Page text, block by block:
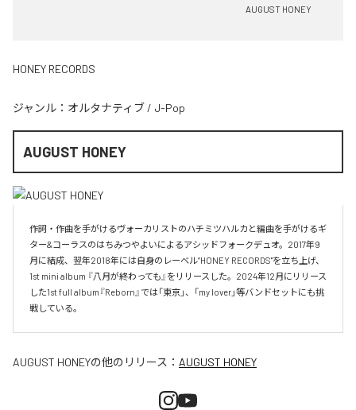
AUGUST HONEY
HONEY RECORDS
ジャンル： オルタナティブ / J-Pop
AUGUST HONEY
作詞・作曲を手がけるヴォーカリストのハチミツハルカと編曲を手がけるギ
ター&コーラスのはちみつやよいによるアシッドフォークデュオ。2017年9
月に結成、翌年2018年には自身のレーベル”HONEY RECORDS"を立ち上げ、
1st mini album 『八月が終わっても』をリリースした。2024年12月にリリース
した1st full album『Reborn』では「東京」、「my lover」等バンドセットにも挑
戦している。
AUGUST HONEYの他のリリース： AUGUST HONEY